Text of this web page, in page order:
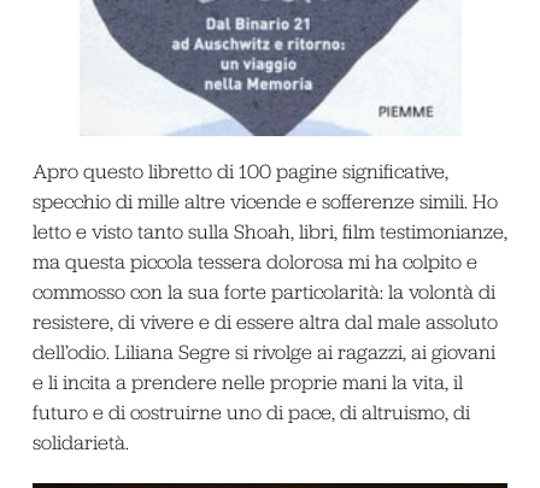
Apro questo libretto di 100 pagine significative,
specchio di mille altre vicende e sofferenze simili. Ho
letto e visto tanto sulla Shoah, libri, film testimonianze,
ma questa piccola tessera dolorosa mi ha colpito e
commosso con la sua forte particolarità: la volontà di
resistere, di vivere e di essere altra dal male assoluto
dell’odio. Liliana Segre si rivolge ai ragazzi, ai giovani
e li incita a prendere nelle proprie mani la vita, il
futuro e di costruirne uno di pace, di altruismo, di
solidarietà.